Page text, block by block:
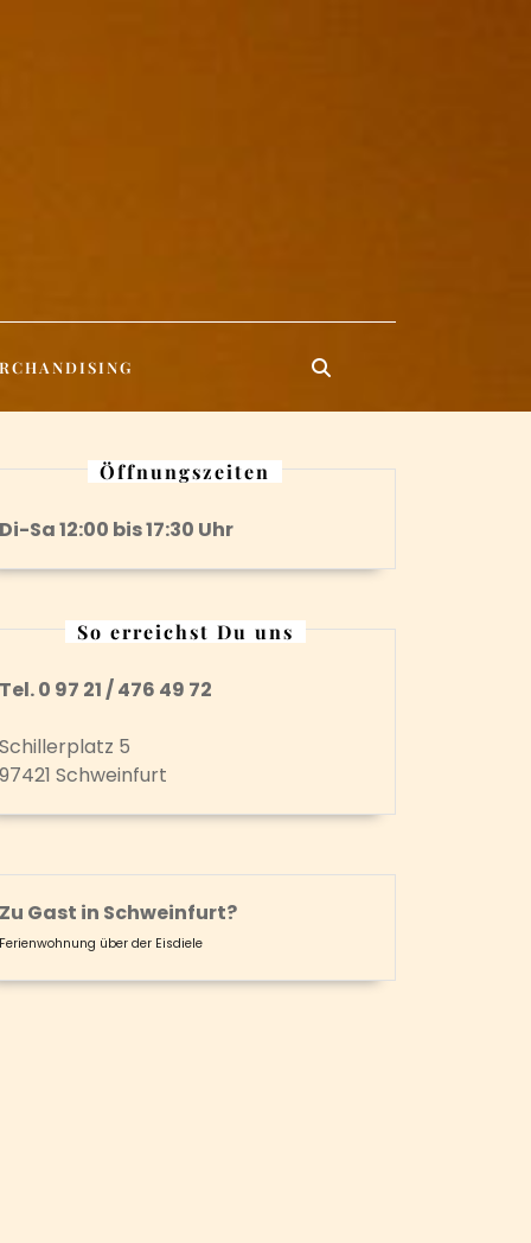
Öffnungszeiten
Di-Sa 12:00 bis 17:30 Uhr
So erreichst Du uns
Tel. 0 97 21 / 476 49 72
Schillerplatz 5
97421 Schweinfurt
Zu Gast in Schweinfurt?
Ferienwohnung über der Eisdiele